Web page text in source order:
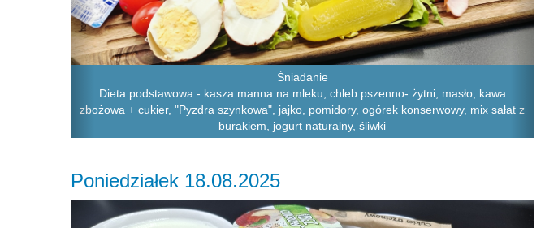
Śniadanie
Dieta podstawowa - kasza manna na mleku, chleb pszenno- żytni, masło, kawa
zbożowa + cukier, "Pyzdra szynkowa", jajko, pomidory, ogórek konserwowy, mix sałat z
burakiem, jogurt naturalny, śliwki
Poniedziałek 18.08.2025
Previous Next